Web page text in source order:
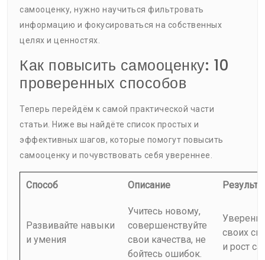
самооценку, нужно научиться фильтровать
информацию и фокусироваться на собственных
целях и ценностях.
Как повысить самооценку: 10
проверенных способов
Теперь перейдём к самой практической части
статьи. Ниже вы найдёте список простых и
эффективных шагов, которые помогут повысить
самооценку и почувствовать себя увереннее.
Способ Описание
Развивайте навыки
и умения
Учитесь новому,
совершенствуйте
свои качества, не
бойтесь ошибок.
своих
и рост